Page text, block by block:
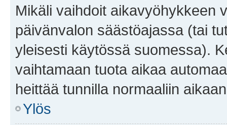
Mikäli vaihdoit aikavyöhykkeen
päivänvalon säästöajassa (tai
yleisesti käytössä suomessa).
vaihtamaan tuota aikaa
heittää tunnilla normaaliin
Ylös